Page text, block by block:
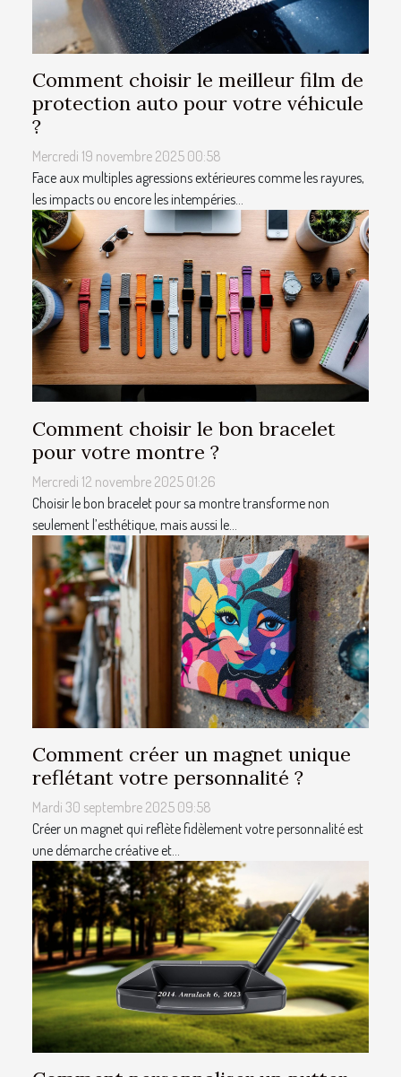
Comment choisir le meilleur film de
protection auto pour votre véhicule
?
Mercredi 19 novembre 2025 00:58
Face aux multiples agressions extérieures comme les rayures,
les impacts ou encore les intempéries...
Comment choisir le bon bracelet
pour votre montre ?
Mercredi 12 novembre 2025 01:26
Choisir le bon bracelet pour sa montre transforme non
seulement l’esthétique, mais aussi le...
Comment créer un magnet unique
reflétant votre personnalité ?
Mardi 30 septembre 2025 09:58
Créer un magnet qui reflète fidèlement votre personnalité est
une démarche créative et...